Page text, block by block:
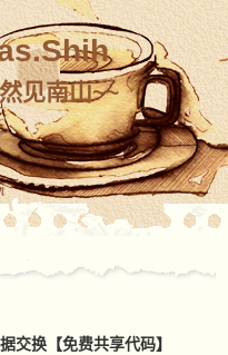
见南山~~
交换【免费共享代码】